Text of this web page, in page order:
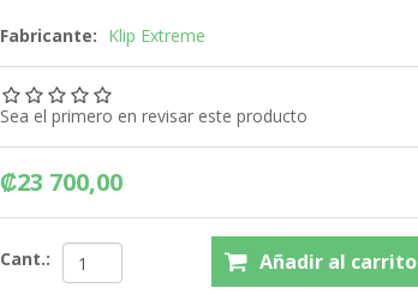
Fabricante: Klip Extreme
Sea el primero en revisar este producto
₡23 700,00
Cant.: Añadir al carrito